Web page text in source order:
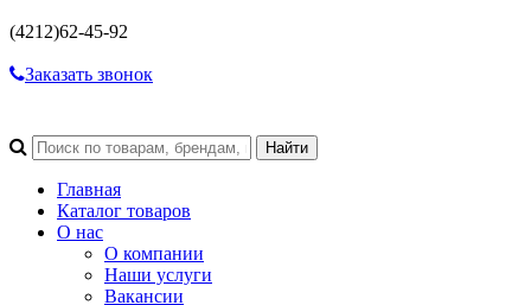
(4212)62-45-92
Заказать звонок
Главная
Каталог товаров
О нас
О компании
Наши услуги
Вакансии